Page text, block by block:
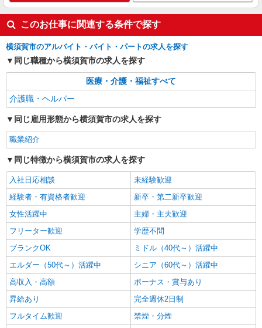
パート
パナソニックエイジフリーケアセンター横須賀佐原
ショートステイ／介護職／夜勤のみ
時給1,282円〜1,346円 ※経験・能力・資格等
による ※一律処遇改善加算含む 〇時間外勤務手当
〇土日祝勤務手当 〇夜勤手当 〇深夜勤務手当 〇
無事故無違反表彰金 〇年末年始勤務手当 〇早朝
7:00〜8:00/夜間18:00〜20:00は時給25％UP
佐原 神奈川県横須賀市佐原1-11-5
キープ 詳細を見る
このお仕事に関連する条件で探す
横須賀市のアルバイト・バイト・パートの求人を探す
同じ職種から横須賀市の求人を探す
医療・介護・福祉すべて
介護職・ヘルパー
同じ雇用形態から横須賀市の求人を探す
職業紹介
同じ特徴から横須賀市の求人を探す
入社日応相談
未経験歓迎
経験者・有資格者歓迎
新卒・第二新卒歓迎
女性活躍中
主婦・主夫歓迎
フリーター歓迎
学歴不問
ブランクOK
ミドル（40代～）活躍中
エルダー（50代～）活躍中
シニア（60代～）活躍中
高収入・高額
ボーナス・賞与あり
昇給あり
完全週休2日制
フルタイム歓迎
禁煙・分煙